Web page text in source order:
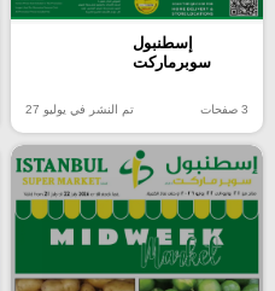
إسطنبول
سوبرماركت
3 صفحات تم النشر في يوليو 27